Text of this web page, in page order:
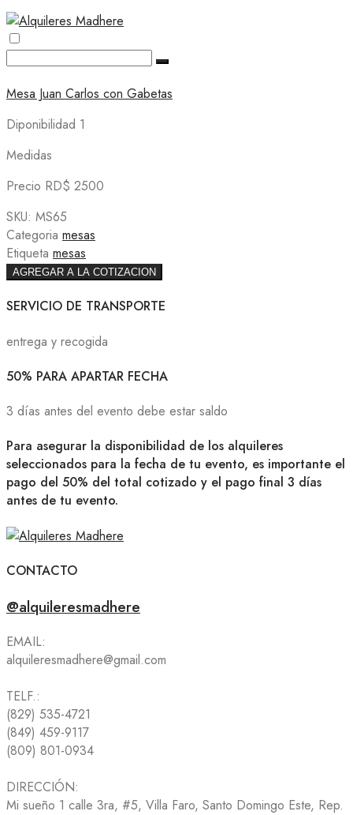
Mesa Juan Carlos con Gabetas
Diponibilidad 1
Medidas
Precio RD$ 2500
SKU: MS65
Categoria mesas
Etiqueta mesas
AGREGAR A LA COTIZACION
SERVICIO DE TRANSPORTE
entrega y recogida
50% PARA APARTAR FECHA
3 días antes del evento debe estar saldo
Para asegurar la disponibilidad de los alquileres
seleccionados para la fecha de tu evento, es importante el
pago del 50% del total cotizado y el pago final 3 días
antes de tu evento.
CONTACTO
@alquileresmadhere
EMAIL:
alquileresmadhere@gmail.com
TELF.:
(829) 535-4721
(849) 459-9117
(809) 801-0934
DIRECCIÓN:
Mi sueño 1 calle 3ra, #5, Villa Faro, Santo Domingo Este, Rep.